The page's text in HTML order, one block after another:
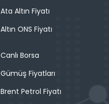
Ata Altın Fiyatı
Altın ONS Fiyatı
Canlı Borsa
Gümüş Fiyatları
Brent Petrol Fiyatı